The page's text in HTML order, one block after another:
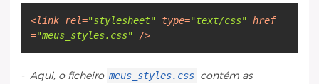
<link rel="stylesheet" type="text/css"
href
="meus_styles.css" />
- Aqui, o ficheiro meus_styles.css contém as